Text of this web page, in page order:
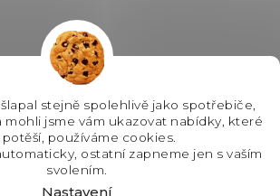
stejně spolehlivě jako spotřebiče,
mohli jsme vám ukazovat nabídky, které
potěší, používáme cookies.
ostatní zapneme jen s vaším
svolením.
Nastavení